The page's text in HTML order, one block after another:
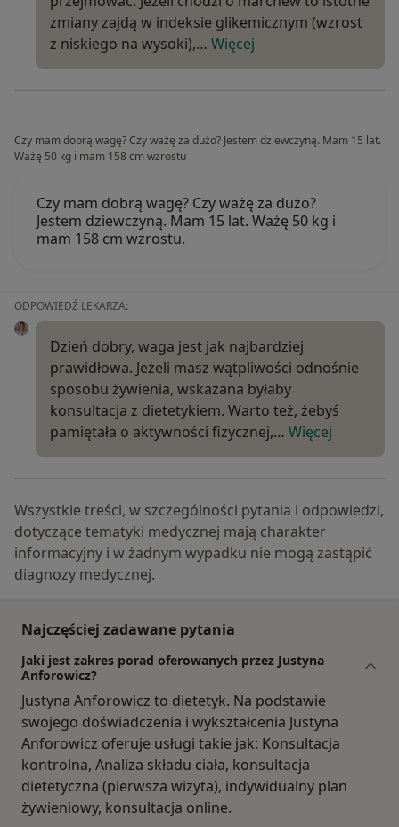
zmiany zajdą w indeksie glikemicznym (wzrost
z niskiego na wysoki),… Więcej
Czy mam dobrą wagę? Czy ważę za dużo? Jestem dziewczyną. Mam 15 lat.
Ważę 50 kg i mam 158 cm wzrostu
Czy mam dobrą wagę? Czy ważę za dużo?
Jestem dziewczyną. Mam 15 lat. Ważę 50 kg i
mam 158 cm wzrostu.
ODPOWIEDŹ LEKARZA:
Dzień dobry, waga jest jak najbardziej
prawidłowa. Jeżeli masz wątpliwości odnośnie
sposobu żywienia, wskazana byłaby
konsultacja z dietetykiem. Warto też, żebyś
pamiętała o aktywności fizycznej,… Więcej
Wszystkie treści, w szczególności pytania i odpowiedzi,
dotyczące tematyki medycznej mają charakter
informacyjny i w żadnym wypadku nie mogą zastąpić
diagnozy medycznej.
Najczęściej zadawane pytania
Jaki jest zakres porad oferowanych przez Justyna
Anforowicz?
Justyna Anforowicz to dietetyk. Na podstawie
swojego doświadczenia i wykształcenia Justyna
Anforowicz oferuje usługi takie jak: Konsultacja
kontrolna, Analiza składu ciała, konsultacja
dietetyczna (pierwsza wizyta), indywidualny plan
żywieniowy, konsultacja online.